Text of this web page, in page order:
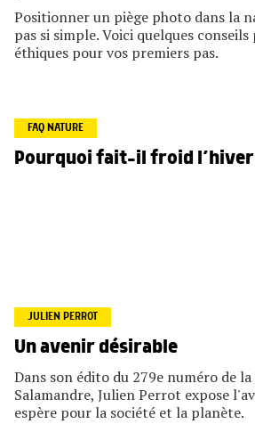
Positionner un piège photo dans la
pas si simple. Voici quelques
éthiques pour vos premiers pas.
FAQ NATURE
Pourquoi fait-il froid l’hiver
JULIEN PERROT
Un avenir désirable
Dans son édito du 279e numéro de la
Salamandre, Julien Perrot expose
espère pour la société et la planète.